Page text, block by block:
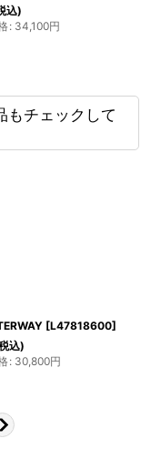
円
もチェックして
[L47818600]
込)
: 30,800円